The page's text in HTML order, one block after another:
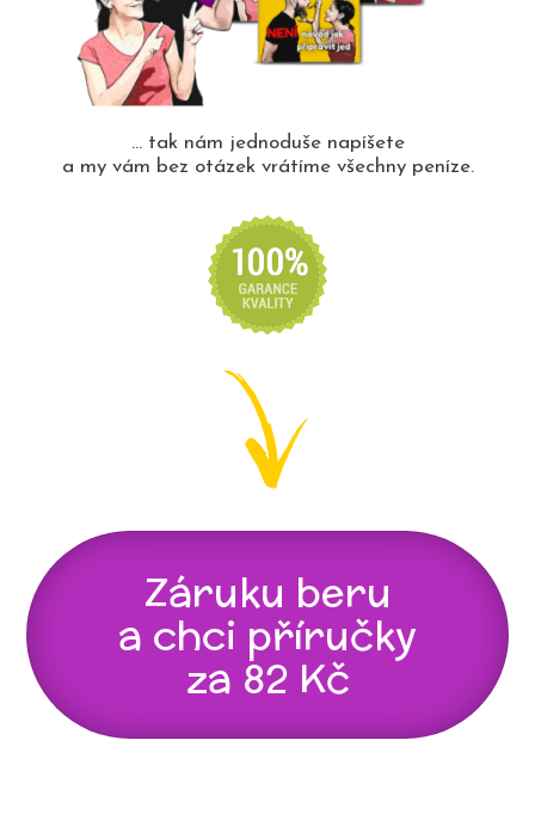
... tak nám jednoduše napíšete
a my vám bez otázek vrátíme všechny peníze.
Záruku beru
a chci příručky
za 82 Kč